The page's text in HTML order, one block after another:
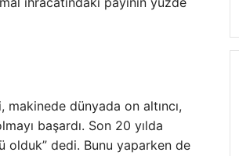
dünyada on altıncı,
başardı. Son 20 yılda
olduk” dedi. Bunu yaparken de